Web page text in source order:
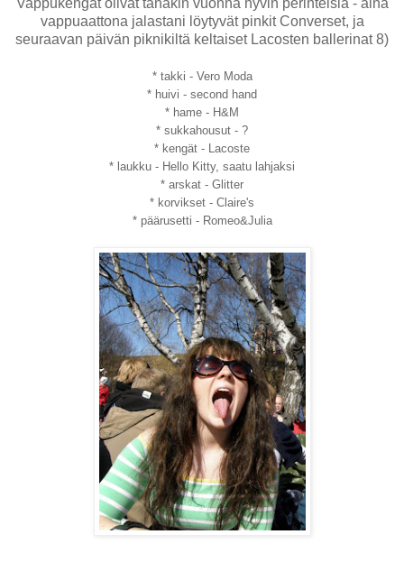
vappuaattona jalastani löytyvät pinkit Converset, ja
seuraavan päivän piknikiltä keltaiset Lacosten ballerinat 8)
* takki - Vero Moda
* huivi - second hand
* hame - H&M
* sukkahousut - ?
* kengät - Lacoste
* laukku - Hello Kitty, saatu lahjaksi
* arskat - Glitter
* korvikset - Claire's
* päärusetti - Romeo&Julia